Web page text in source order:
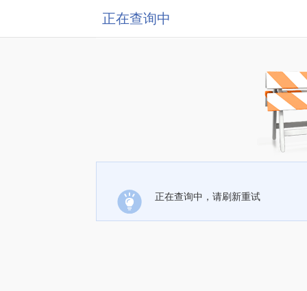
正在查询中
正在查询中，请刷新重试